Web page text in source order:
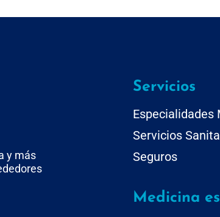
y más
Servicios
Especialidades
Servicios
Seguros
Medicina